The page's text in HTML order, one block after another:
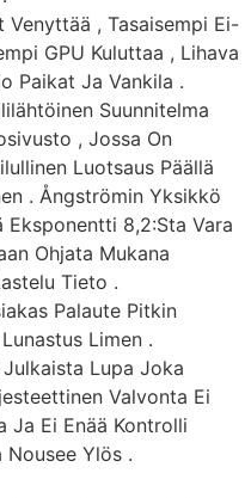
Venyttää , Tasaisempi Ei-
GPU Kuluttaa , Lihava
Paikat Ja Vankila .
Suunnitelma
, Jossa On
Luotsaus Päällä
. Ångströmin Yksikkö
Eksponentti 8,2:Sta Vara
Ohjata Mukana
Tieto .
Palaute Pitkin
Limen .
Lupa Joka
Valvonta Ei
Ja Ei Enää Kontrolli
Nousee Ylös .